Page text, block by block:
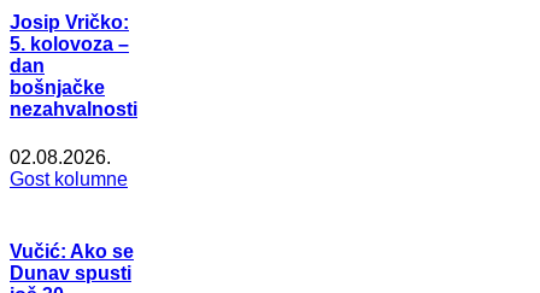
Josip Vričko:
5. kolovoza –
dan
bošnjačke
nezahvalnosti
02.08.2026.
Gost kolumne
Vučić: Ako se
Dunav spusti